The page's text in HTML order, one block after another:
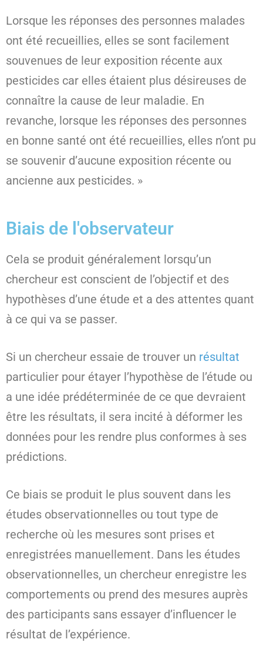
Lorsque les réponses des personnes malades
ont été recueillies, elles se sont facilement
souvenues de leur exposition récente aux
pesticides car elles étaient plus désireuses de
connaître la cause de leur maladie. En
revanche, lorsque les réponses des personnes
en bonne santé ont été recueillies, elles n’ont pu
se souvenir d’aucune exposition récente ou
ancienne aux pesticides. »
Biais de l'observateur
Cela se produit généralement lorsqu’un
chercheur est conscient de l’objectif et des
hypothèses d’une étude et a des attentes quant
à ce qui va se passer.
Si un chercheur essaie de trouver un résultat
particulier pour étayer l’hypothèse de l’étude ou
a une idée prédéterminée de ce que devraient
être les résultats, il sera incité à déformer les
données pour les rendre plus conformes à ses
prédictions.
Ce biais se produit le plus souvent dans les
études observationnelles ou tout type de
recherche où les mesures sont prises et
enregistrées manuellement. Dans les études
observationnelles, un chercheur enregistre les
comportements ou prend des mesures auprès
des participants sans essayer d’influencer le
résultat de l’expérience.